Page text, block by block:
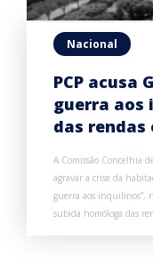
Nacional
PCP acusa
guerra aos
das rendas
A Comissão Concelhia
agravar a crise da
guerra aos inquilinos”,
subida homóloga das